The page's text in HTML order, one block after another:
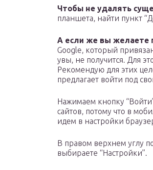
Чтобы не удалять
планшета, найти пункт
А если же вы желаете
Google, который
увы, не получится. Для
Рекомендую для этих
предлагает войти под
Нажимаем кнопку
сайтов, потому что в
идем в настройки
В правом верхнем углу
выбираете “Настройки”.